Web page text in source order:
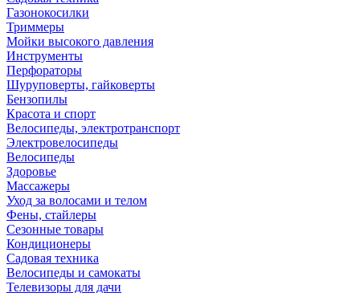
Газонокосилки
Триммеры
Мойки высокого давления
Инструменты
Перфораторы
Шуруповерты, гайковерты
Бензопилы
Красота и спорт
Велосипеды, электротранспорт
Электровелосипеды
Велосипеды
Здоровье
Массажеры
Уход за волосами и телом
Фены, стайлеры
Сезонные товары
Кондиционеры
Садовая техника
Велосипеды и самокаты
Телевизоры для дачи